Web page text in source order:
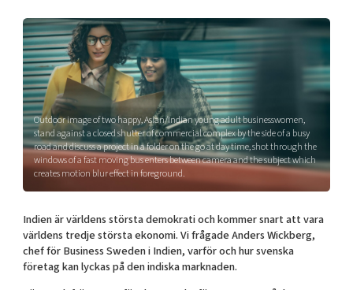
Kunskapsbank
Programmet
Internationalisering
Mer
Outdoor image of two happy, Asian/Indian young adult businesswomen,
stand against a closed shutter of commercial complex by the side of a busy
road and discuss a project in a folder on the go at day time, shot through the
windows of a fast moving bus enters between camera and the subject which
creates motion blur effect in foreground.
Indien är världens största demokrati och kommer snart att vara
världens tredje största ekonomi. Vi frågade Anders Wickberg,
chef för Business Sweden i Indien, varför och hur svenska
företag kan lyckas på den indiska marknaden.